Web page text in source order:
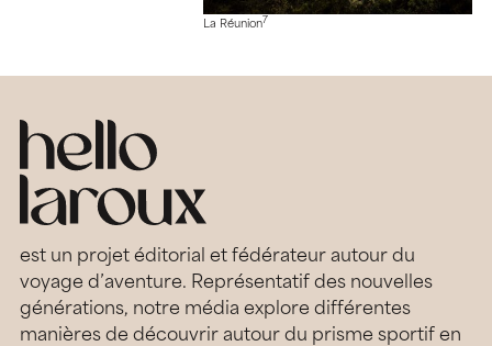
La Réunion7
est un projet éditorial et fédérateur autour du
voyage d’aventure. Représentatif des nouvelles
générations, notre média explore différentes
manières de découvrir autour du prisme sportif en